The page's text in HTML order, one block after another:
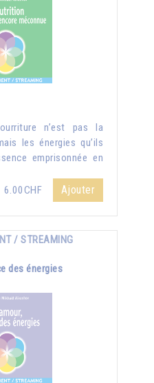
n’est pas la
les énergies qu’ils
emprisonnée en
6.00CHF
Ajouter
/ STREAMING
des énergies